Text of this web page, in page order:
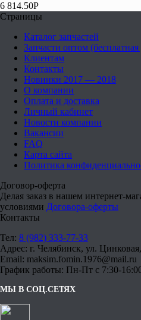
6 814.50Р
Страницы
Каталог запчастей
Запчасти оптом (бесплатная
Клиентам
Контакты
Новинки 2017 — 2018
О компании
Оплата и доставка
Личный кабинет
Новости компании
Вакансии
FAQ
Карта сайта
Политика
Договор-оферта
Делая заказ в нашем интернет-
условиями Договора-оферты
Контакты
Тел: 8 (982) 333-77-33
Адрес: г. Челябинск, ул.
Email: maksim.fomin.1976@mail.ru
График работы: Пн-Пт с 7:30-
МЫ В СОЦ.СЕТЯХ